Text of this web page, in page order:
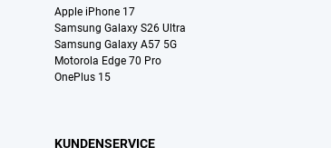
Apple iPhone 17
Samsung Galaxy S26 Ultra
Samsung Galaxy A57 5G
Motorola Edge 70 Pro
OnePlus 15
KUNDENSERVICE